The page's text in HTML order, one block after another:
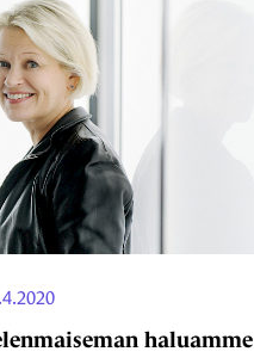
haluamme